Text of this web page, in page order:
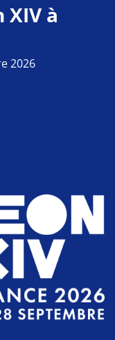
XIV à
2026